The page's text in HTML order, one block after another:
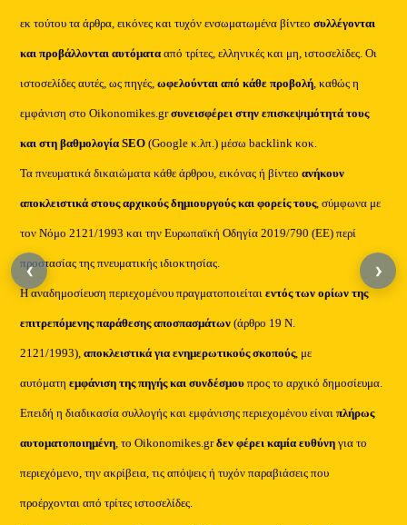
εκ τούτου τα άρθρα, εικόνες και τυχόν ενσωματωμένα βίντεοσυλλέγονται
και προβάλλονται αυτόματααπό τρίτες, ελληνικές και μη, ιστοσελίδες. Οι
ιστοσελίδες αυτές, ως πηγές,ωφελούνται από κάθε προβολή, καθώς η
εμφάνιση στο Oikonomikes.grσυνεισφέρει στην επισκεψιμότητά τους
και στη βαθμολογία SEO (Google κ.λπ.) μέσω backlink κοκ.
Τα πνευματικά δικαιώματα κάθε άρθρου, εικόνας ή βίντεοανήκουν
αποκλειστικά στους αρχικούς δημιουργούς και φορείς τους, σύμφωνα με
τον Νόμο 2121/1993 και την Ευρωπαϊκή Οδηγία 2019/790 (ΕΕ) περί
προστασίας της πνευματικής ιδιοκτησίας.
Η αναδημοσίευση περιεχομένου πραγματοποιείταιεντός των ορίων της
επιτρεπόμενης παράθεσης αποσπασμάτων (άρθρο 19 Ν.
2121/1993), αποκλειστικά για ενημερωτικούς σκοπούς, με
αυτόματηεμφάνιση της πηγής και συνδέσμου προς το αρχικό δημοσίευμα.
Επειδή η διαδικασία συλλογής και εμφάνισης περιεχομένου είναιπλήρως
αυτοματοποιημένη, το Oikonomikes.grδεν φέρει καμία ευθύνη για το
περιεχόμενο, την ακρίβεια, τις απόψεις ή τυχόν παραβιάσεις που
προέρχονται από τρίτες ιστοσελίδες.
‹ ›